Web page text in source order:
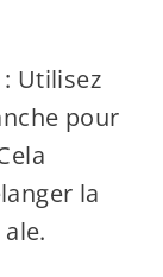
Utilisez
pour
la